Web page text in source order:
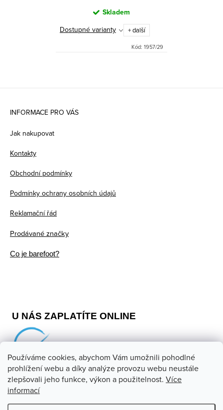
Používáme cookies, abychom Vám umožnili pohodlné
prohlížení webu a díky analýze provozu webu neustále
zlepšovali jeho funkce, výkon a použitelnost. Více
informací
Skladem
Dostupné varianty + další
Kód: 1957/29
INFORMACE PRO VÁS
Jak nakupovat
Kontakty
Obchodní podmínky
Podmínky ochrany osobních údajů
Reklamační řád
Prodávané značky
Co je barefoot?
U NÁS ZAPLATÍTE ONLINE